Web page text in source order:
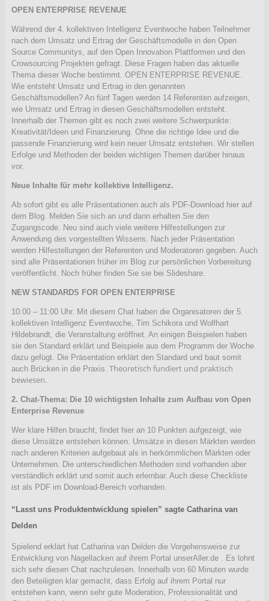
OPEN ENTERPRISE REVENUE
Während der 4. kollektiven Intelligenz Eventwoche haben Teilnehmer
nach dem Umsatz und Ertrag der Geschäftsmodelle in den Open
Source Communitys, auf den Open Innovation Plattformen und den
Crowsourcing Projekten gefragt. Diese Fragen haben das aktuelle
Thema dieser Woche bestimmt. OPEN ENTERPRISE REVENUE.
Wie entsteht Umsatz und Ertrag in den genannten
Geschäftsmodellen? An fünf Tagen werden 14 Referenten aufzeigen,
wie Umsatz und Ertrag in diesen Geschäftsmodellen entsteht.
Innerhalb der Themen gibt es noch zwei weitere Schwerpunkte:
Kreativität/Ideen und Finanzierung. Ohne die richtige Idee und die
passende Finanzierung wird kein neuer Umsatz entstehen. Wir stellen
Erfolge und Methoden der beiden wichtigen Themen darüber hinaus
vor.
Neue Inhalte für mehr kollektive Intelligenz.
Ab sofort gibt es alle Präsentationen auch als PDF-Download hier auf
dem Blog. Melden Sie sich an und dann erhalten Sie den
Zugangscode. Neu sind auch viele weitere Hilfestellungen zur
Anwendung des vorgestellten Wissens. Nach jeder Präsentation
werden Hilfestellungen der Referenten und Moderatoren gegeben. Auch
sind alle Präsentationen früher im Blog zur persönlichen Vorbereitung
veröffentlicht. Noch früher finden Sie sie bei Slideshare.
NEW STANDARDS FOR OPEN ENTERPRISE
10:00 – 11:00 Uhr. Mit diesem Chat haben die Organisatoren der 5.
kollektiven Intelligenz Eventwoche, Tim Schikora und Wolfhart
Hildebrandt, die Veranstaltung eröffnet. An einigen Beispielen haben
sie den Standard erklärt und Beispiele aus dem Programm der Woche
dazu gefügt. Die Präsentation erklärt den Standard und baut somit
auch Brücken in die Praxis. Theoretisch fundiert und praktisch
bewiesen.
2. Chat-Thema: Die 10 wichtigsten Inhalte zum Aufbau von Open
Enterprise Revenue
Wer klare Hilfen braucht, findet hier an 10 Punkten aufgezeigt, wie
diese Umsätze entstehen können. Umsätze in diesen Märkten werden
nach anderen Kriterien aufgebaut als in herkömmlichen Märkten oder
Unternehmen. Die unterschiedlichen Methoden sind vorhanden aber
verständlich erklärt und somit auch erlernbar. Auch diese Checkliste
ist als PDF im Download-Bereich vorhanden.
“Lasst uns Produktentwicklung spielen” sagte Catharina van
Delden
Spielend erklärt hat Catharina van Delden die Vorgehensweise zur
Entwicklung von Nagellacken auf ihrem Portal unserAller.de . Es lohnt
sich sehr diesen Chat nachzulesen. Innerhalb von 60 Minuten wurde
den Beteiligten klar gemacht, dass Erfolg auf ihrem Portal nur
entstehen kann, wenn sehr gute Moderation, Professionalität und